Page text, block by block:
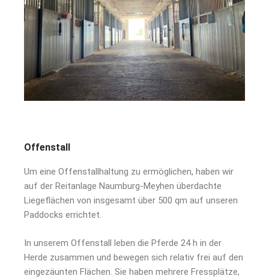
Offenstall
Um eine Offenstallhaltung zu ermöglichen, haben wir
auf der Reitanlage Naumburg-Meyhen überdachte
Liegeflächen von insgesamt über 500 qm auf unseren
Paddocks errichtet.
In unserem Offenstall leben die Pferde 24 h in der
Herde zusammen und bewegen sich relativ frei auf den
eingezäunten Flächen. Sie haben mehrere Fressplätze,